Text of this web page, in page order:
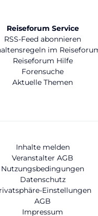
Reiseforum Service
RSS-Feed abonnieren
im
Reiseforum Hilfe
Forensuche
Aktuelle Themen
Inhalte melden
Veranstalter AGB
Nutzungsbedingungen
Datenschutz
Einstellungen
AGB
Impressum